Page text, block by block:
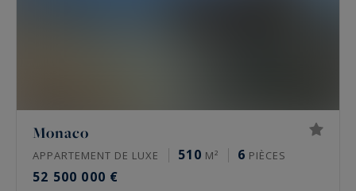
Monaco
APPARTEMENT DE LUXE 510 M² 6 PIÈCES
52 500 000 €